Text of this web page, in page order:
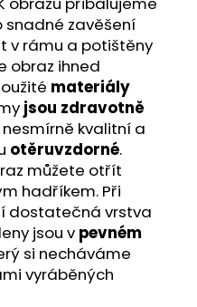
snadné zavěšení
v rámu a potištěny
obraz ihned
materiály
jsou zdravotně
nesmírně kvalitní a
otěruvzdorné.
můžete otřít
hadříkem. Při
dostatečná vrstva
jsou v pevném
si necháváme
vyráběných